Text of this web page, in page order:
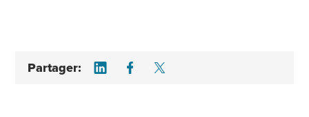
Partager: Share on LinkedIn
Share on Facebook